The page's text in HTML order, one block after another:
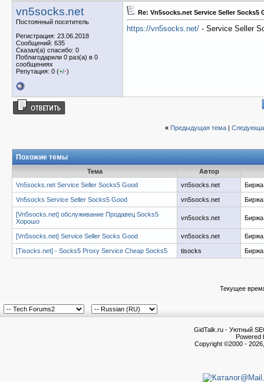
vn5socks.net
Постоянный посетитель
Регистрация: 23.06.2018
Сообщений: 635
Сказал(а) спасибо: 0
Поблагодарили 0 раз(а) в 0
сообщениях
Репутация: 0 (+/-)
Re: Vn5socks.net Service Seller Socks5
https://vn5socks.net/ - Service Seller
« Предыдущая тема|
Похожие темы
Тема
Автор
Vn5socks.net Service Seller Socks5 Good
vn5socks.net Биржа
Vn5socks Service Seller Socks5 Good vn5socks.net Биржа
[Vn5socks.net] обслуживание Продавец Socks5
Хорошо
vn5socks.net Биржа
[Vn5socks.net] Service Seller Socks Good vn5socks.net Биржа
[Tisocks.net] - Socks5 Proxy Service Cheap Socks5 tisocks Биржа
Текущее
GidTalk.ru - Уютный
Powered
Copyright ©2000 -